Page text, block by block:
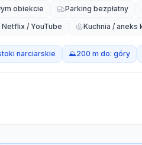
obiekcie Parking bezpłatny
/ YouTube
Kuchnia / aneks
narciarskie ⛰️200 m do: góry